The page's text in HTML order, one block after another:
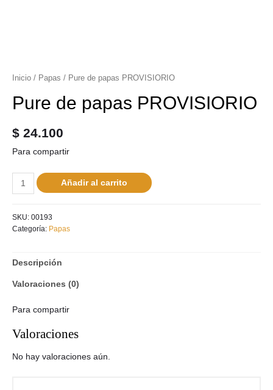
Inicio / Papas / Pure de papas PROVISIORIO
Pure de papas PROVISIORIO
$ 24.100
Para compartir
Añadir al carrito
SKU: 00193
Categoría: Papas
Descripción
Valoraciones (0)
Para compartir
Valoraciones
No hay valoraciones aún.